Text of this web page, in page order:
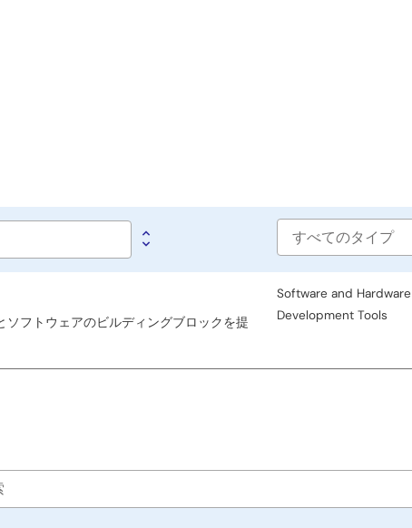
Software
フトウェアのビルディングブロックを提
Software and Hardware
Development Tools